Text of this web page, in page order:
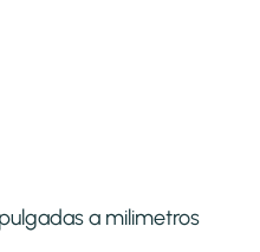
a milimetros